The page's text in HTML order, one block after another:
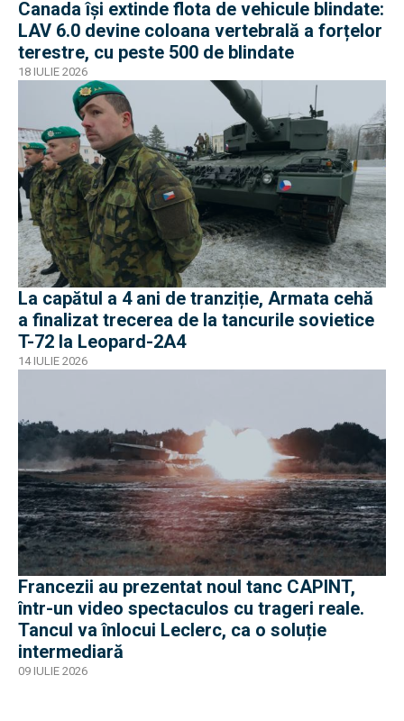
Canada își extinde flota de vehicule blindate:
LAV 6.0 devine coloana vertebrală a forțelor
terestre, cu peste 500 de blindate
18 IULIE 2026
La capătul a 4 ani de tranziție, Armata cehă
a finalizat trecerea de la tancurile sovietice
T-72 la Leopard-2A4
14 IULIE 2026
Francezii au prezentat noul tanc CAPINT,
într-un video spectaculos cu trageri reale.
Tancul va înlocui Leclerc, ca o soluție
intermediară
09 IULIE 2026